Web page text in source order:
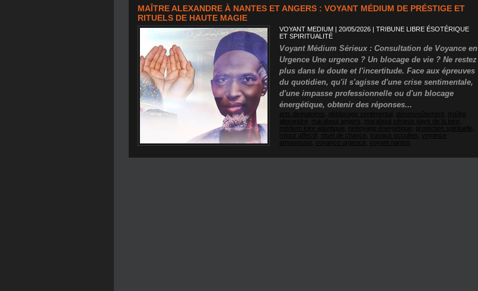
MAÎTRE ALEXANDRE À NANTES ET ANGERS : VOYANT MÉDIUM DE PRÉSTIGE ET
RITUELS DE HAUTE MAGIE
VOYANT MEDIUM | 20/05/2026| TRIBUNE LIBRE ÉSOTÉRIQUE
ET SPIRITUALITÉ
Voyant Médium Sérieux : Consultation de Voyance en
Urgence Une urgence ? Un blocage de vie ? Ne restez
plus dans le doute et l'incertitude. Face aux épreuves
du quotidien, qu'il s'agisse d'une crise sentimentale,
d'une impasse professionnelle ou d'un blocage
énergétique, obtenir des réponses...
arts divinatoires déblocage sentimental désenvoûtement
maître
alexandre
marabout angers marabout sérieux pays de la loire
médium loire atlantique
nettoyage énergétique protection spirituelle
retour affectif
rituel de chance travaux occultes
voyance
amoureuse
voyance urgence voyant nantes